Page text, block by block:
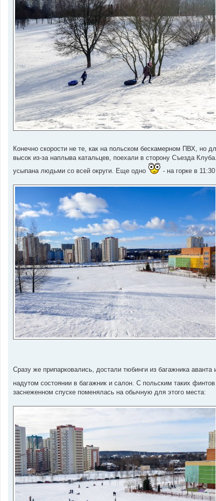
Конечно скорости не те, как на польском бескамерном ПВХ, но
высок из-за наплыва катальцев, поехали в сторону Съезда
усыпана людьми со всей округи. Еще одно
- на горке в
Сразу же припарковались, достали тюбинги из багажника аванта
надутом состоянии в багажник и салон. С польским таких
заснеженном спуске поменялась на обычную для этого места: